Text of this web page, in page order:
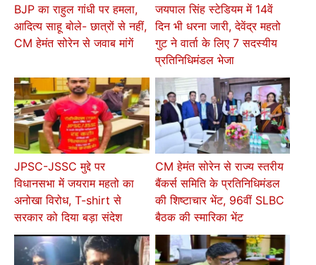
BJP का राहुल गांधी पर हमला,
आदित्य साहू बोले- छात्रों से नहीं,
CM हेमंत सोरेन से जवाब मांगें
जयपाल सिंह स्टेडियम में 14वें
दिन भी धरना जारी, देवेंद्र महतो
गुट ने वार्ता के लिए 7 सदस्यीय
प्रतिनिधिमंडल भेजा
JPSC-JSSC मुद्दे पर
विधानसभा में जयराम महतो का
अनोखा विरोध, T-shirt से
सरकार को दिया बड़ा संदेश
CM हेमंत सोरेन से राज्य स्तरीय
बैंकर्स समिति के प्रतिनिधिमंडल
की शिष्टाचार भेंट, 96वीं SLBC
बैठक की स्मारिका भेंट